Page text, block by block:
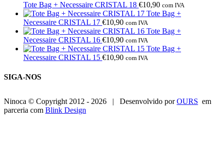
Tote Bag + Necessaire CRISTAL 18 €10,90 com IVA
Tote Bag +
Necessaire CRISTAL 17 €10,90 com IVA
Tote Bag +
Necessaire CRISTAL 16 €10,90 com IVA
Tote Bag +
Necessaire CRISTAL 15 €10,90 com IVA
SIGA-NOS
Ninoca © Copyright 2012 - 2026 | Desenvolvido porOURS em
parceria com Blink Design